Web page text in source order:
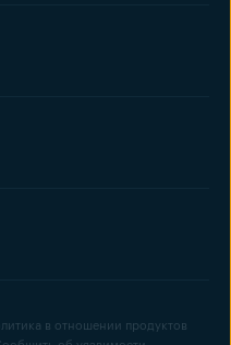
в отношении продуктов